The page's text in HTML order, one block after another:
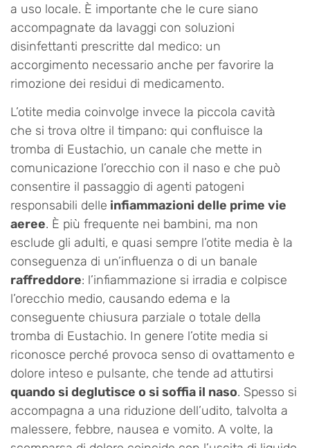
a uso locale. È importante che le cure siano
accompagnate da lavaggi con soluzioni
disinfettanti prescritte dal medico: un
accorgimento necessario anche per favorire la
rimozione dei residui di medicamento.
L’otite media coinvolge invece la piccola cavità
che si trova oltre il timpano: qui confluisce la
tromba di Eustachio, un canale che mette in
comunicazione l’orecchio con il naso e che può
consentire il passaggio di agenti patogeni
responsabili delle infiammazioni delle prime vie
aeree. È più frequente nei bambini, ma non
esclude gli adulti, e quasi sempre l’otite media è la
conseguenza di un’influenza o di un banale
raffreddore: l’infiammazione si irradia e colpisce
l’orecchio medio, causando edema e la
conseguente chiusura parziale o totale della
tromba di Eustachio. In genere l’otite media si
riconosce perché provoca senso di ovattamento e
dolore inteso e pulsante, che tende ad attutirsi
quando si deglutisce o si soffia il naso. Spesso si
accompagna a una riduzione dell’udito, talvolta a
malessere, febbre, nausea e vomito. A volte, la